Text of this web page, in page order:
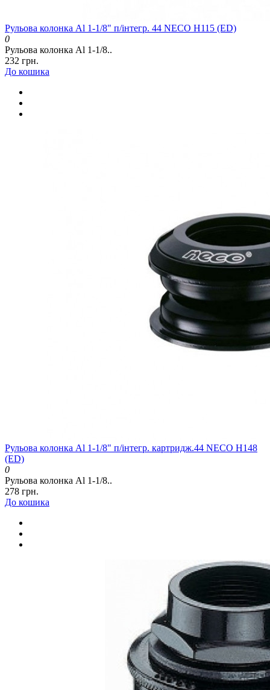
Рульова колонка Al 1-1/8" п/інтегр. 44 NECO H115 (ED)
0
Рульова колонка Al 1-1/8..
232 грн.
До кошика
Рульова колонка Al 1-1/8" п/інтегр. картридж.44 NECO H148
(ED)
0
Рульова колонка Al 1-1/8..
278 грн.
До кошика